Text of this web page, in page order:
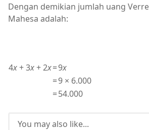
Dengan demikian jumlah uang
Mahesa adalah:
4x+ 3x+ 2x=9x
=9 × 6.000
=54.000
You may also like...